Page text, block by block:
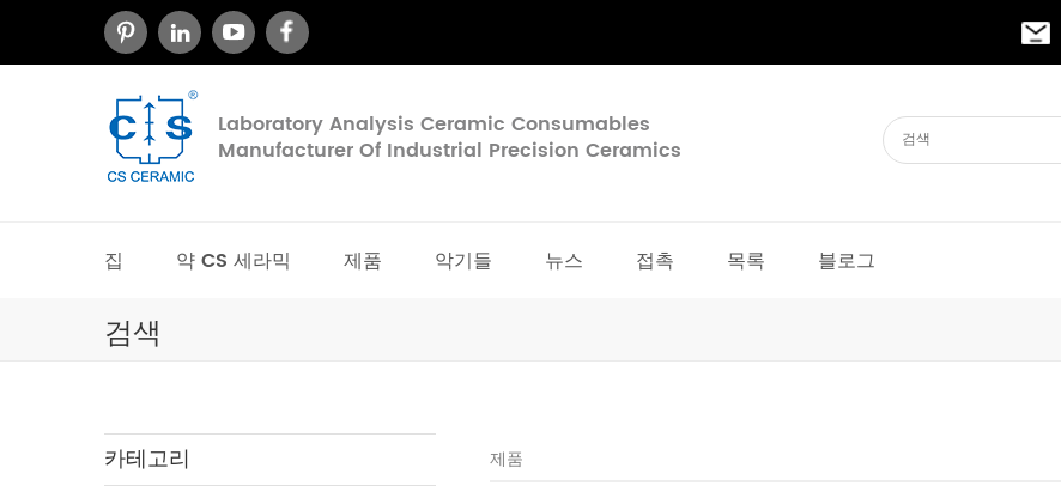
Laboratory Analysis Ceramic Consumables
Manufacturer Of Industrial Precision Ceramics
집 약 CS 세라믹 제품 악기들 뉴스 접촉 목록 블로그
검색
카테고리 제품